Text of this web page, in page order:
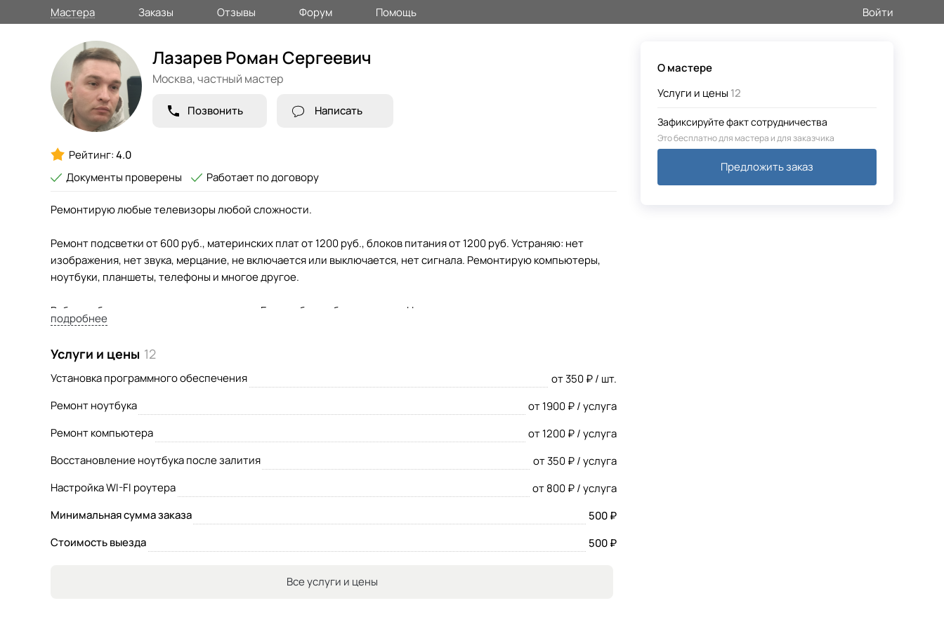
Мастера Заказы Отзывы Форум Помощь Войти
О мастере
Услуги и цены 12
Зафиксируйте факт сотрудничества
Это бесплатно для мастера и для заказчика
Предложить заказ
Лазарев Роман Сергеевич
Москва,частный мастер
Позвонить Написать
Рейтинг:4.0
Документы проверены
Работает по договору
Ремонтирую любые телевизоры любой сложности.
Ремонт подсветки от 600 руб., материнских плат от 1200 руб., блоков питания от 1200 руб. Устраняю: нет
изображения, нет звука, мерцание, не включается или выключается, нет сигнала. Ремонтирую компьютеры,
ноутбуки, планшеты, телефоны и многое другое.
Работаю без посредников и операторов. Без надбавок, без переплат. Никаких курьеров и прочего.
подробнее
Услуги и цены 12
Установка программного обеспечения
от 350 ₽ / шт.
Ремонт ноутбука
от 1900 ₽ / услуга
Ремонт компьютера
от 1200 ₽ / услуга
Восстановление ноутбука после залития
от 350 ₽ / услуга
Настройка WI-FI роутера
от 800 ₽ / услуга
Минимальная сумма заказа
500 ₽
Стоимость выезда
500 ₽
Все услуги и цены